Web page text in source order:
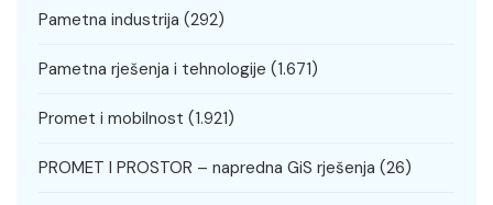
Pametna industrija (292)
Pametna rješenja i tehnologije (1.671)
Promet i mobilnost (1.921)
PROMET I PROSTOR – napredna GiS rješenja (26)